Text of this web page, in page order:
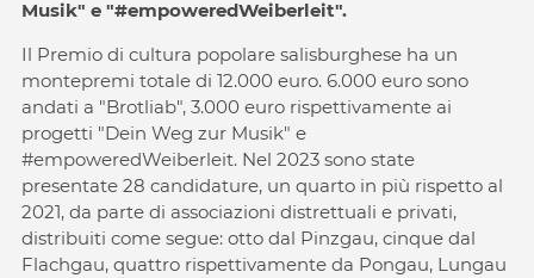
Musik" e "#empoweredWeiberleit".
Il Premio di cultura popolare salisburghese ha un
montepremi totale di 12.000 euro. 6.000 euro sono
andati a "Brotliab", 3.000 euro rispettivamente ai
progetti "Dein Weg zur Musik" e
#empoweredWeiberleit. Nel 2023 sono state
presentate 28 candidature, un quarto in più rispetto al
2021, da parte di associazioni distrettuali e privati,
distribuiti come segue: otto dal Pinzgau, cinque dal
Flachgau, quattro rispettivamente da Pongau, Lungau